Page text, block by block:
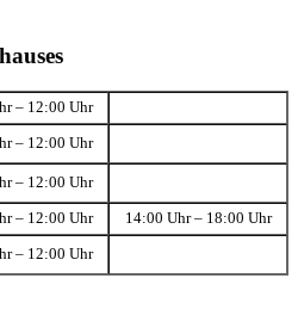
– 12:00 Uhr
– 12:00 Uhr
– 12:00 Uhr
– 12:00 Uhr 14:00 Uhr – 18:00 Uhr
– 12:00 Uhr